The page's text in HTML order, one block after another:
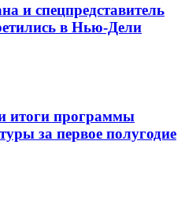
и спецпредставитель
в Нью-Дели
итоги программы
за первое полугодие